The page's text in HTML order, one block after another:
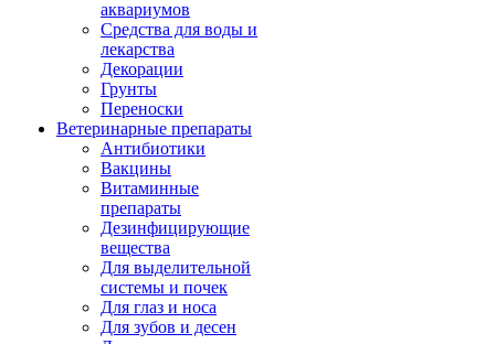
аквариумов
Средства для воды и
лекарства
Декорации
Грунты
Переноски
Ветеринарные препараты
Антибиотики
Вакцины
Витаминные
препараты
Дезинфицирующие
вещества
Для выделительной
системы и почек
Для глаз и носа
Для зубов и десен